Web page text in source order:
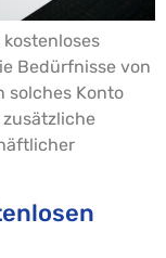
Bedürfnisse von
solches Konto